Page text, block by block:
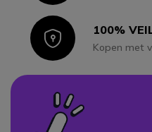
Icon100%
Kopen met